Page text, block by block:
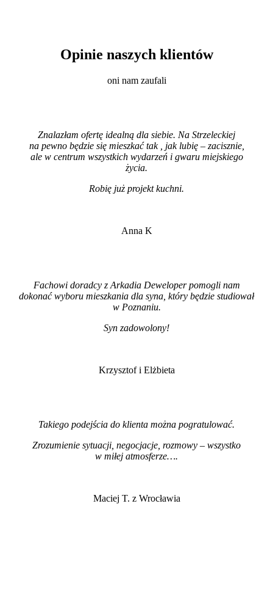
Opinie naszych klientów
oni nam zaufali
Znalazłam ofertę idealną dla siebie. Na Strzeleckiej
na pewno będzie się mieszkać tak , jak lubię – zacisznie,
ale w centrum wszystkich wydarzeń i gwaru miejskiego
życia.
Robię już projekt kuchni.
Anna K
Fachowi doradcy z Arkadia Deweloper pomogli nam
dokonać wyboru mieszkania dla syna, który będzie studiował
w Poznaniu.
Syn zadowolony!
Krzysztof i Elżbieta
Takiego podejścia do klienta można pogratulować.
Zrozumienie sytuacji, negocjacje, rozmowy – wszystko
w miłej atmosferze….
Maciej T. z Wrocławia